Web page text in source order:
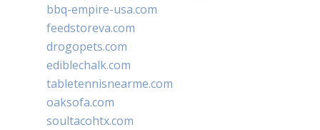
bbq-empire-usa.com
feedstoreva.com
drogopets.com
ediblechalk.com
tabletennisnearme.com
oaksofa.com
soultacohtx.com